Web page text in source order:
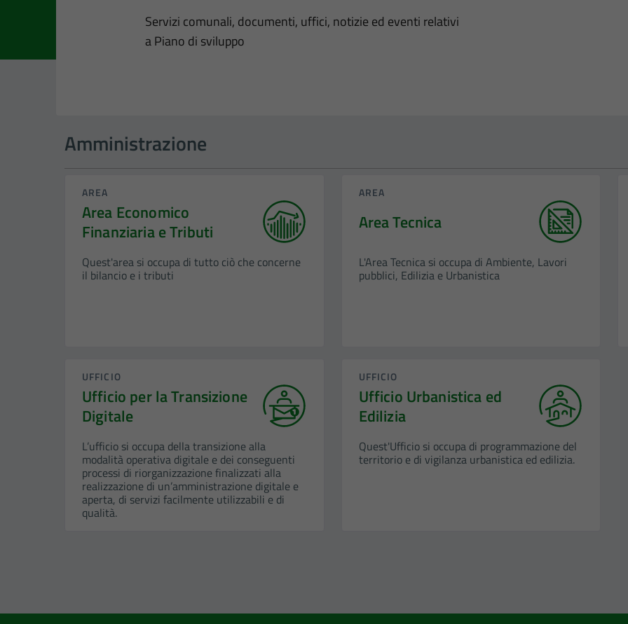
Dettagli dell'argomento
Servizi comunali, documenti, uffici, notizie ed eventi relativi
a Piano di sviluppo
Amministrazione
AREA
Area Economico
Finanziaria e Tributi
Quest'area si occupa di tutto ciò che concerne
il bilancio e i tributi
AREA
Area Tecnica
L'Area Tecnica si occupa di Ambiente, Lavori
pubblici, Edilizia e Urbanistica
UFFICIO
Ufficio per la Transizione
Digitale
L’ufficio si occupa della transizione alla
modalità operativa digitale e dei conseguenti
processi di riorganizzazione finalizzati alla
realizzazione di un’amministrazione digitale e
aperta, di servizi facilmente utilizzabili e di
qualità.
UFFICIO
Ufficio Urbanistica ed
Edilizia
Quest'Ufficio si occupa di programmazione del
territorio e di vigilanza urbanistica ed edilizia.